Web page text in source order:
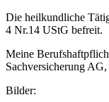
Die heilkundliche
4 Nr.14 UStG befreit.
Meine
Sachversicherung
Bilder: